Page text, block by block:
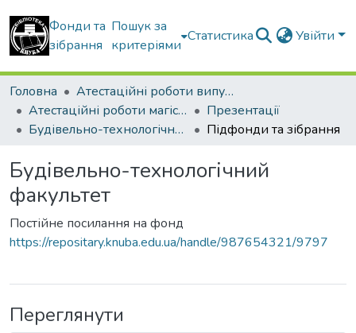
Фонди та
зібрання
Пошук за
критеріями
Статистика Увійти
Головна
Атестаційні роботи випускників
Атестаційні роботи магістрів
Презентації
Будівельно-технологічний факультет
Підфонди та зібрання
Будівельно-технологічний
факультет
Постійне посилання на фонд
https://repositary.knuba.edu.ua/handle/987654321/9797
Переглянути